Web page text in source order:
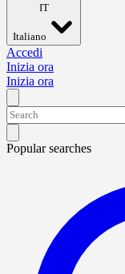
IT
Italiano
Accedi
Inizia ora
Inizia ora
Popular searches